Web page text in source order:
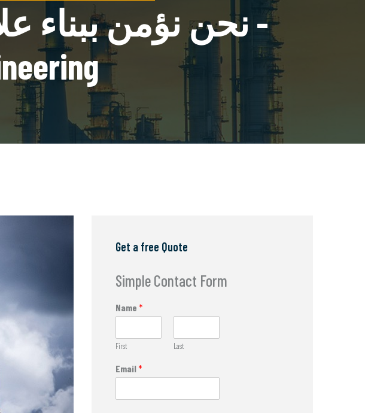
نحن نؤمن ببناء
Get a free Quote
Simple Contact Form
Name *
First Last
Email*